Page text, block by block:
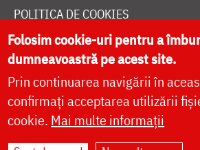
POLITICA DE COOKIES
DONEAZĂ ONLINE PENTRU
LIVE
Folosim cookie-uri pentru a
dumneavoastră pe acest site.
Prin continuarea navigării în
confirmați acceptarea utilizării
cookie. Mai multe informații